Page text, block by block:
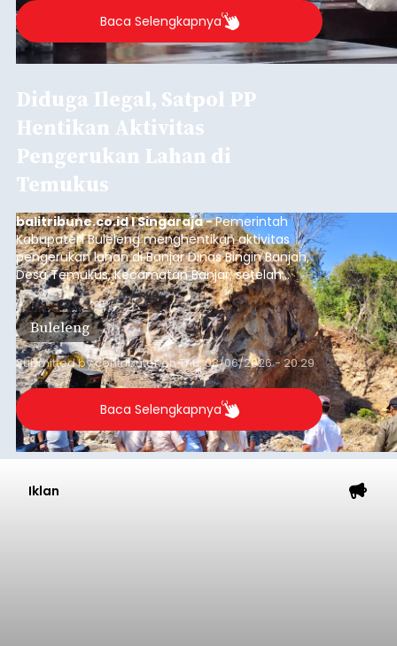
Baca Selengkapnya
Diduga Ilegal, Satpol PP
Hentikan Aktivitas
Pengerukan Lahan di
Temukus
balitribune.co.id I Singaraja -Pemerintah
Kabupaten Buleleng menghentikan aktivitas
pengerukan lahan di Banjar Dinas Bingin Banjah,
Desa Temukus, Kecamatan Banjar, setelah
ditemukan indikasi kegiatan pengambilan
material yang tidak sesuai dengan peruntukan
kawasan.
Buleleng
Submitted bycontributoronThu, 08/06/2026 - 20:29
Baca Selengkapnya
Iklan